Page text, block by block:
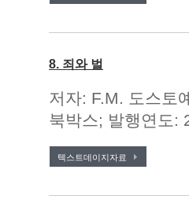
8. 죄와 벌
저자: F.M. 도스토
북박스; 발행연도:
텍스트데이지자료